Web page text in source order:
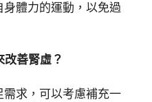
體力的運動，以免過
善腎虛？
求，可以考慮補充一